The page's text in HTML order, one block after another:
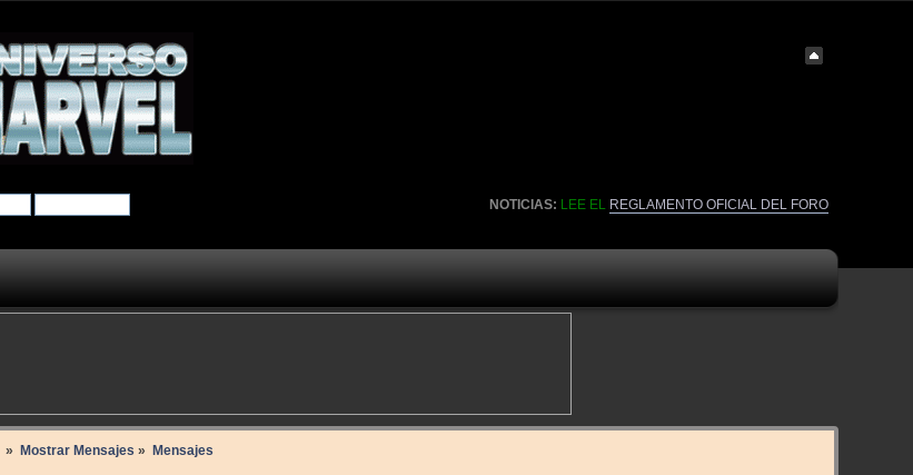
NOTICIAS: LEE EL REGLAMENTO OFICIAL DEL FORO
» Mostrar Mensajes » Mensajes